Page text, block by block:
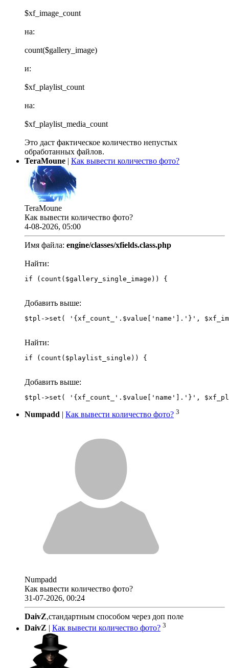
$xf_image_count
на:
count($gallery_image)
и:
$xf_playlist_count
на:
$xf_playlist_media_count
Это даст фактическое количество непустых
обработанных файлов.
TeraMoune | Как вывести количество фото?
TeraMoune
Как вывести количество фото?
4-08-2026, 05:00
Имя файла: engine/classes/xfields.class.php
Найти:
if (count($gallery_single_image)) {
Добавить выше:
Найти:
if (count($playlist_single)) {
Добавить выше:
Numpadd Как вывести количество фото? 3
Numpadd
Как вывести количество фото?
31-07-2026, 00:24
DaivZ,стандартным способом через доп поле
DaivZ
Как вывести количество фото? 3